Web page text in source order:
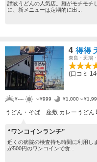
讃岐うどんの人気店。麺がモチモチ
に、新メニューは定期的に出...
4 得得
奈良・斑鳩
(口コミ
¥---- ～¥999 ¥1,000～
うどん・そば 座敷 カレーうどん
“ワンコインランチ”
近くの病院の検査待ち時間に利用し
が500円のワンコインで食...